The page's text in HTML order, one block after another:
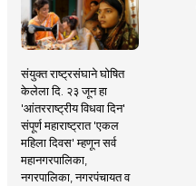
संयुक्त राष्ट्रसंघाने घोषित
केलेला दि. २३ जून हा
'आंतरराष्ट्रीय विधवा दिन'
संपूर्ण महाराष्ट्रात 'एकल
महिला दिवस' म्हणून सर्व
महानगरपालिका,
नगरपालिका, नगरपंचायत व